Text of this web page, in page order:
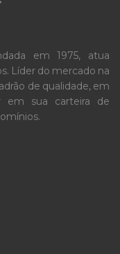
em 1975, atua
Líder do mercado na
de qualidade, em
em sua carteira de